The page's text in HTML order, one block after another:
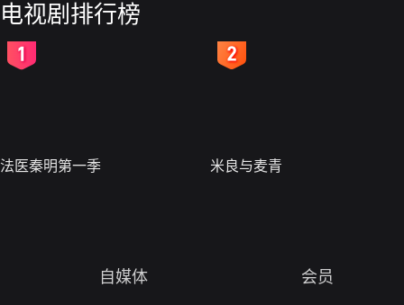
电视剧排行榜
法医秦明第一季 米良与麦青
自媒体 会员